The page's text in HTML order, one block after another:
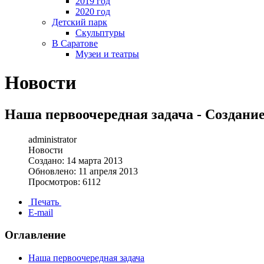
2020 год
Детский парк
Скульптуры
В Саратове
Музеи и театры
Новости
Наша первоочередная задача -
administrator
Новости
Создано: 14 марта 2013
Обновлено: 11 апреля 2013
Просмотров: 6112
Печать
E-mail
Оглавление
Наша первоочередная задача